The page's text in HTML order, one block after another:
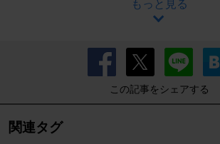
もっと見る
この記事をシェアする
関連タグ